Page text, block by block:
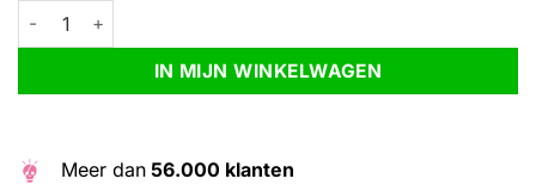
Elvedes schijfremblok Avid XO organic aantal
IN MIJN WINKELWAGEN
Alternative:
Meer dan 56.000 klanten